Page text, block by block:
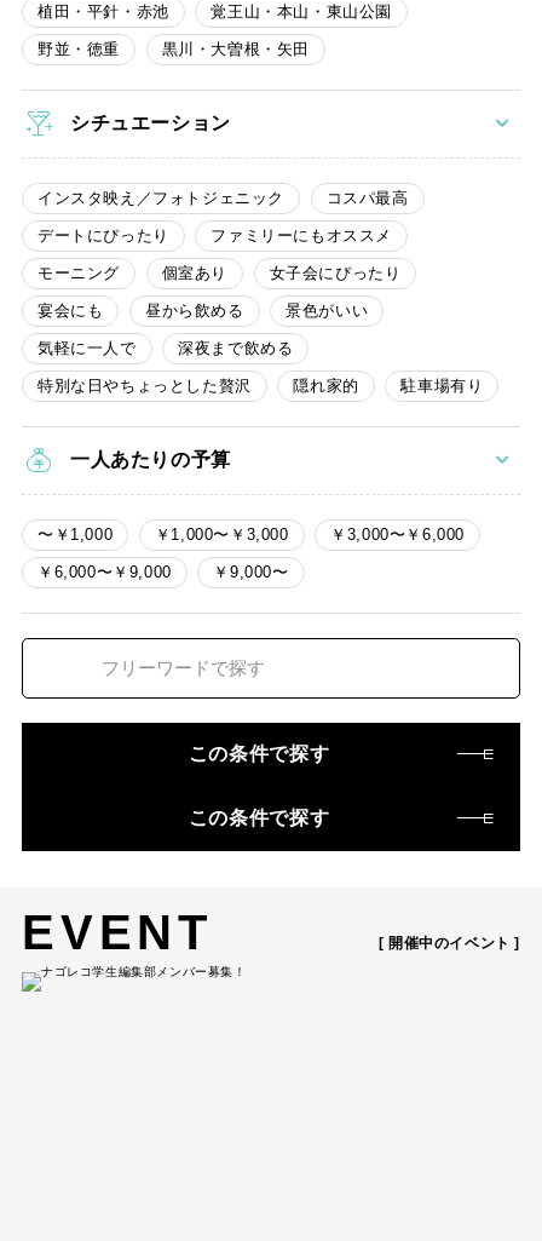
植田・平針・赤池 覚王山・本山・東山公園
野並・徳重 黒川・大曽根・矢田
シチュエーション
インスタ映え／フォトジェニック コスパ最高
デートにぴったり ファミリーにもオススメ
モーニング 個室あり 女子会にぴったり
宴会にも 昼から飲める 景色がいい
気軽に一人で 深夜まで飲める
特別な日やちょっとした贅沢 隠れ家的 駐車場有り
一人あたりの予算
〜￥1,000 ￥1,000〜￥3,000 ￥3,000〜￥6,000
￥6,000〜￥9,000 ￥9,000〜
この条件で探す
この条件で探す
EVENT [ 開催中のイベント ]